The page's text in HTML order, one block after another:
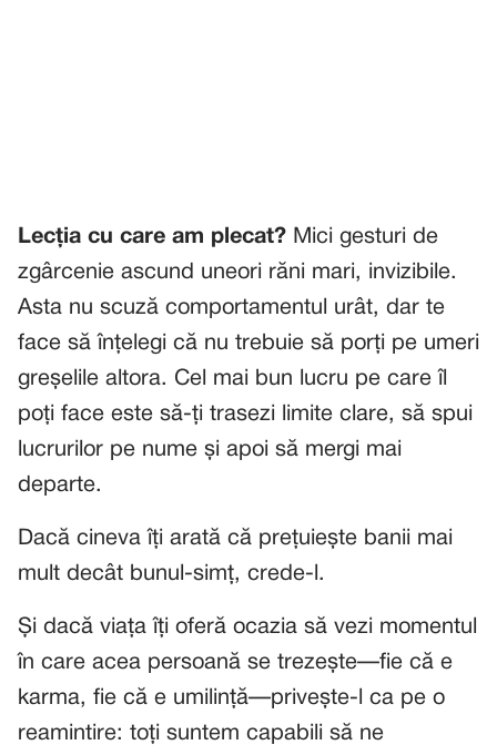
Lecția cu care am plecat? Mici gesturi de
zgârcenie ascund uneori răni mari, invizibile.
Asta nu scuză comportamentul urât, dar te
face să înțelegi că nu trebuie să porți pe umeri
greșelile altora. Cel mai bun lucru pe care îl
poți face este să-ți trasezi limite clare, să spui
lucrurilor pe nume și apoi să mergi mai
departe.
Dacă cineva îți arată că prețuiește banii mai
mult decât bunul-simț, crede-l.
Și dacă viața îți oferă ocazia să vezi momentul
în care acea persoană se trezește—fie că e
karma, fie că e umilință—privește-l ca pe o
reamintire: toți suntem capabili să ne